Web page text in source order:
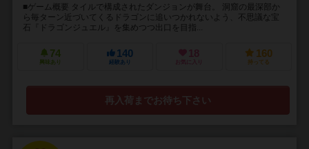
■ゲーム概要 タイルで構成されたダンジョンが舞台。 洞窟の最深部か
ら毎ターン近づいてくるドラゴンに追いつかれないよう、不思議な宝
石『ドラゴンジュエル』を集めつつ出口を目指...
74
興味あり
140
経験あり
18
お気に入り
160
持ってる
再入荷までお待ち下さい